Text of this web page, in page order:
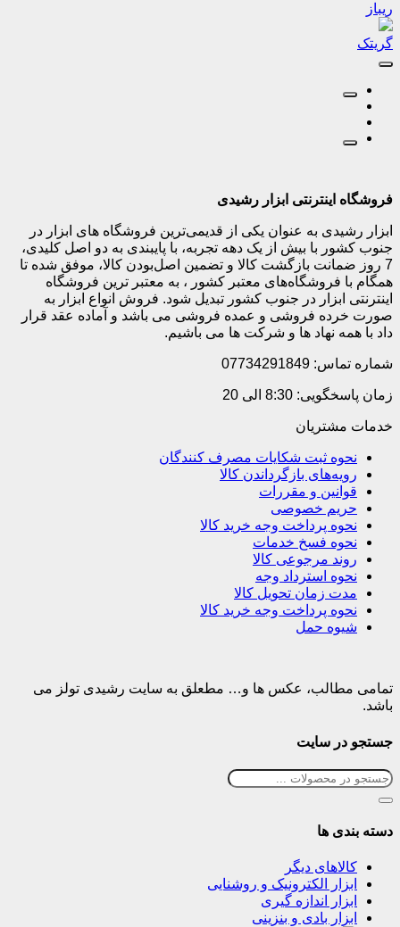
ریباز
گریتک
فروشگاه اینترنتی ابزار رشیدی
ابزار رشیدی به عنوان یکی از قدیمی‌ترین فروشگاه های ابزار در
جنوب کشور با بیش از یک دهه تجربه، با پایبندی به دو اصل کلیدی،
7 روز ضمانت بازگشت کالا و تضمین اصل‌بودن کالا، موفق شده تا
همگام با فروشگاه‌های معتبر کشور ، به معتبر ترین فروشگاه
اینترنتی ابزار در جنوب کشور تبدیل شود. فروش انواع ابزار به
صورت خرده فروشی و عمده فروشی می باشد و آماده عقد قرار
داد با همه نهاد ها و شرکت ها می باشیم.
شماره تماس: 07734291849
زمان پاسخگویی: 8:30 الی 20
خدمات مشتریان
نحوه ثبت شکایات مصرف کنندگان
رویه‌های بازگرداندن کالا
قوانین و مقررات
حریم خصوصی
نحوه پرداخت وجه خرید کالا
نحوه فسخ خدمات
روند مرجوعی کالا
نحوه استرداد وجه
مدت زمان تحویل کالا
نحوه پرداخت وجه خرید کالا
شیوه حمل
تمامی مطالب، عکس ها و… مطعلق به سایت رشیدی تولز می
باشد.
جستجو در سایت
دسته بندی ها
کالاهای دیگر
ابزار الکترونیک و روشنایی
ابزار اندازه گیری
ابزار بادی و بنزینی